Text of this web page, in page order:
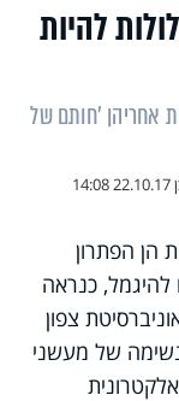
להיות
אחריהן 'חותם של
22.10.17 14:08
הן הפתרון
כנראה
צפון
של מעשני